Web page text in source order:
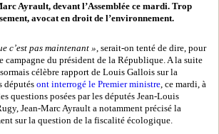
Ayrault, devant l’Assemblée ce mardi. Trop
avocat en droit de l’environnement.
c’est pas maintenant », serait-on tenté de dire, pour
campagne du président de la République. A la suite
célèbre rapport de Louis Gallois sur la
députés ont interrogé le Premier ministre, ce mardi, à
questions posées par les députés Jean-Louis
Jean-Marc Ayrault a notamment précisé la
sur la question de la fiscalité écologique.